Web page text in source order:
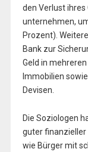
den Verlust
unternehmen,
Prozent).
Bank zur
Geld in
Immobilien
Devisen.
Die Soziologen
guter finanzieller
wie Bürger mit